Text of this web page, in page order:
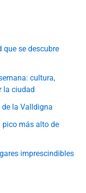
que se descubre
cultura,
la ciudad
de la Valldigna
pico más alto de
imprescindibles